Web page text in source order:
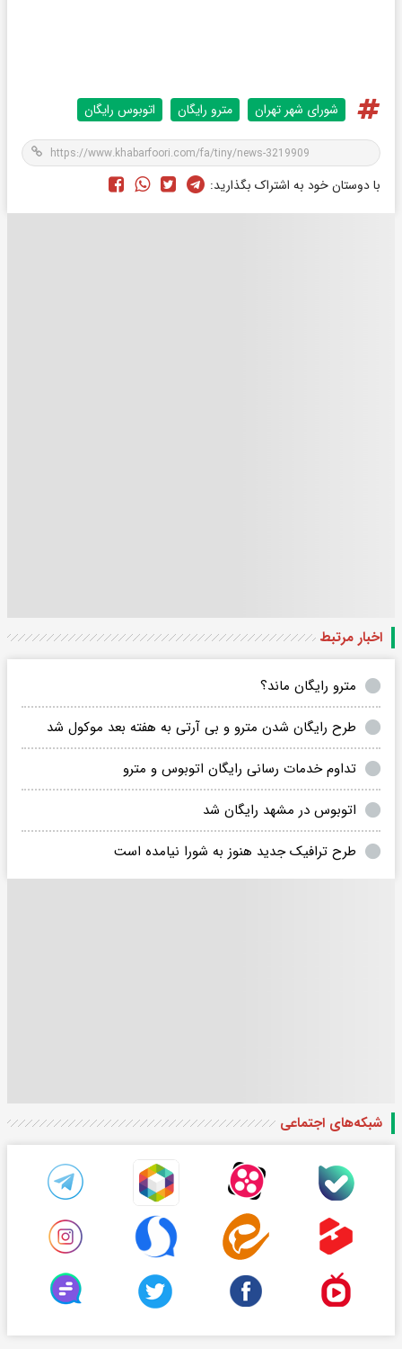
شورای شهر تهران مترو رایگان اتوبوس رایگان
با دوستان خود به اشتراک بگذارید:
اخبار مرتبط
مترو رایگان ماند؟
طرح رایگان شدن مترو و بی آرتی به هفته بعد موکول شد
تداوم خدمات رسانی رایگان اتوبوس و مترو
اتوبوس در مشهد رایگان شد
طرح ترافیک جدید هنوز به شورا نیامده است
شبکه‌های اجتماعی